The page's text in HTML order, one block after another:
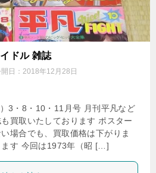
ドル 雑誌
日： 2018年12月28日
3・8・10・11月号 月刊平凡など
買取いたしております ポスター
場合でも、買取価格は下がりま
ます 今回は1973年（昭 […]